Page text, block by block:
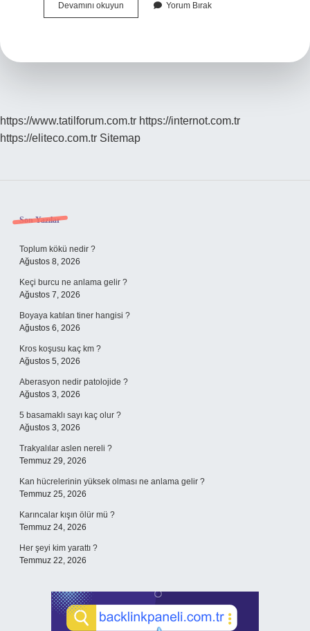
Devamını okuyun
Insan
Yorum Bırak
https://www.tatilforum.com.tr https://internot.com.tr
https://eliteco.com.tr Sitemap
Sidebar
Son Yazılar
Toplum kökü nedir ?
Ağustos 8, 2026
Keçi burcu ne anlama gelir ?
Ağustos 7, 2026
Boyaya katılan tiner hangisi ?
Ağustos 6, 2026
Kros koşusu kaç km ?
Ağustos 5, 2026
Aberasyon nedir patolojide ?
Ağustos 3, 2026
5 basamaklı sayı kaç olur ?
Ağustos 3, 2026
Trakyalılar aslen nereli ?
Temmuz 29, 2026
Kan hücrelerinin yüksek olması ne anlama gelir ?
Temmuz 25, 2026
Karıncalar kışın ölür mü ?
Temmuz 24, 2026
Her şeyi kim yarattı ?
Temmuz 22, 2026